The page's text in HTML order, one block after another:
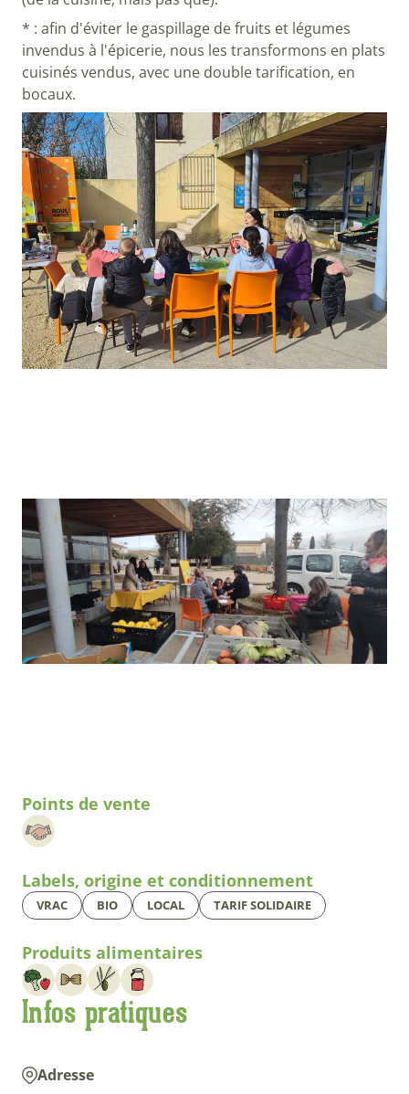
* : afin d'éviter le gaspillage de fruits et légumes
invendus à l'épicerie, nous les transformons en plats
cuisinés vendus, avec une double tarification, en
bocaux.
Image
Points de vente
Labels, origine et conditionnement
VRAC BIO LOCAL TARIF SOLIDAIRE
Produits alimentaires
Infos pratiques
Adresse